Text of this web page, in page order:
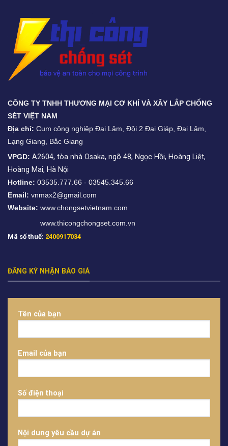
CÔNG TY TNHH THƯƠNG MẠI CƠ KHÍ VÀ XÂY LẮP CHỐNG
SÉT VIỆT NAM
Địa chỉ: Cụm công nghiệp Đại Lâm, Đội 2 Đại Giáp, Đại Lâm,
Lạng Giang, Bắc Giang
VPGD: A2604, tòa nhà Osaka, ngõ 48, Ngọc Hồi, Hoàng Liệt,
Hoàng Mai, Hà Nội
Hotline: 03535.777.66 - 03545.345.66
Email: vnmax2@gmail.com
Website: www.chongsetvietnam.com
www.thicongchongset.com.vn
Mã số thuế: 2400917034
ĐĂNG KÝ NHẬN BÁO GIÁ
Tên của bạn
Email của bạn
Số điện thoại
Nội dung yêu cầu dự án